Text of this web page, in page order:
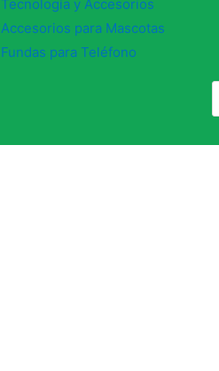
Tecnología y Accesorios
Accesorios para Mascotas
Fundas para Teléfono